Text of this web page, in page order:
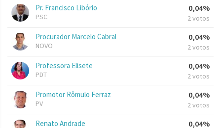
Pr. Francisco Libório
PSC
0,04%
2 votos
Procurador Marcelo Cabral
NOVO
0,04%
2 votos
Professora Elisete
PDT
0,04%
2 votos
Promotor Rômulo Ferraz
PV
0,04%
2 votos
Renato Andrade 0,04%